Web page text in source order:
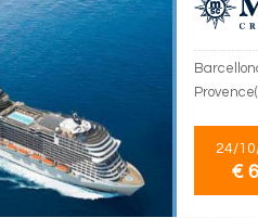
24/
€